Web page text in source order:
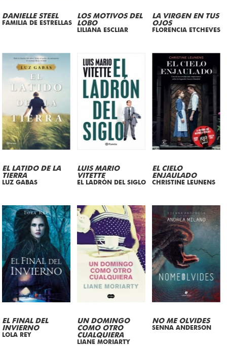
DANIELLE STEEL
FAMILIA DE ESTRELLAS
LOS MOTIVOS DEL
LOBO
LILIANA ESCLIAR
LA VIRGEN EN TUS
OJOS
FLORENCIA ETCHEVES
EL LATIDO DE LA
TIERRA
LUZ GABAS
LUIS MARIO
VITETTE
EL LADRÓN DEL SIGLO
EL CIELO
ENJAULADO
CHRISTINE LEUNENS
EL FINAL DEL
INVIERNO
LOLA REY
UN DOMINGO
COMO OTRO
CUALQUIERA
LIANE MORIARTY
NO ME OLVIDES
SENNA ANDERSON